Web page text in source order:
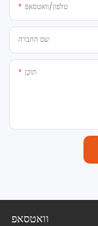
טלפון/וואטסאפ
שם החברה
תוֹכֶן
וואטסאפ